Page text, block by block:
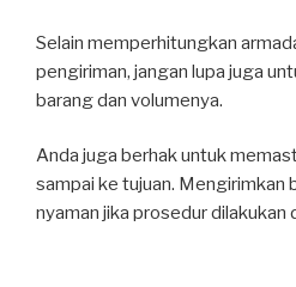
Selain memperhitungkan
pengiriman, jangan lupa juga
barang dan volumenya.
Anda juga berhak untuk
sampai ke tujuan. Mengirimkan
nyaman jika prosedur dilakukan